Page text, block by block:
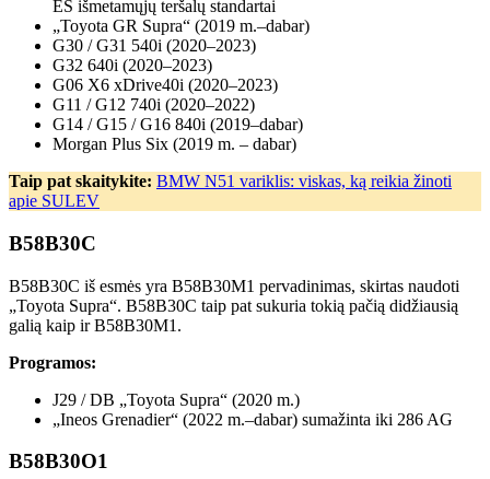
ES išmetamųjų teršalų standartai
„Toyota GR Supra“ (2019 m.–dabar)
G30 / G31 540i (2020–2023)
G32 640i (2020–2023)
G06 X6 xDrive40i (2020–2023)
G11 / G12 740i (2020–2022)
G14 / G15 / G16 840i (2019–dabar)
Morgan Plus Six (2019 m. – dabar)
Taip pat skaitykite: BMW N51 variklis: viskas, ką reikia žinoti
apie SULEV
B58B30C
B58B30C iš esmės yra B58B30M1 pervadinimas, skirtas naudoti
„Toyota Supra“. B58B30C taip pat sukuria tokią pačią didžiausią
galią kaip ir B58B30M1.
Programos:
J29 / DB „Toyota Supra“ (2020 m.)
„Ineos Grenadier“ (2022 m.–dabar) sumažinta iki 286 AG
B58B30O1